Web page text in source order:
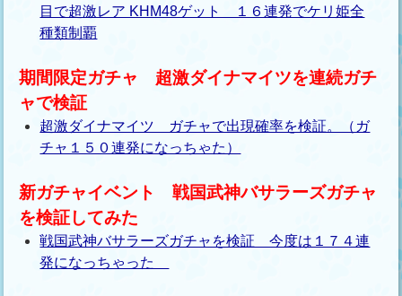
目で超激レア KHM48ゲット １６連発でケリ姫全
種類制覇
期間限定ガチャ 超激ダイナマイツを連続ガチ
ャで検証
超激ダイナマイツ ガチャで出現確率を検証。（ガ
チャ１５０連発になっちゃた）
新ガチャイベント 戦国武神バサラーズガチャ
を検証してみた
戦国武神バサラーズガチャを検証 今度は１７４連
発になっちゃった